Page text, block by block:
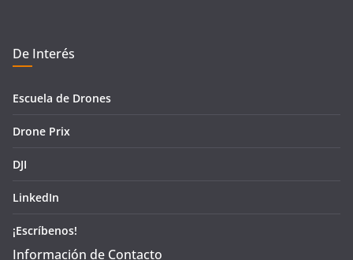
De Interés
Escuela de Drones
Drone Prix
DJI
LinkedIn
¡Escríbenos!
Información de Contacto